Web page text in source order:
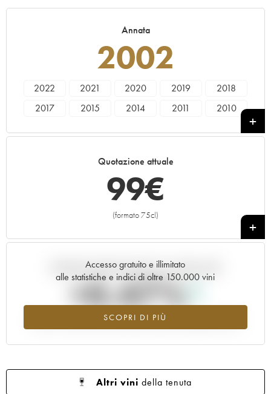
Annata
2002
2022 2021 2020 2019
2018
2017
2015 2014 2011
2010
Quotazione attuale
99€
(formato 75cl)
+
Accesso gratuito e illimitato
alle statistiche e indici di oltre 150.000 vini
SCOPRI DI PIÙ
Andamento della quotazione in tempo reale
+0.47%
Valore in aumento per l'annata 2002 nel 2026 rispetto al 2025
Altri vini della tenuta